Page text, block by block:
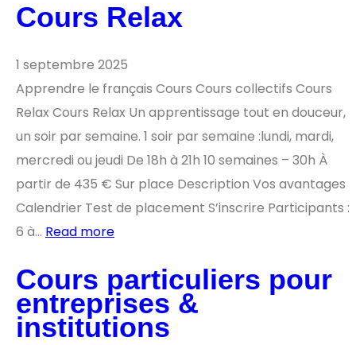
Cours Relax
1 septembre 2025
Apprendre le français Cours Cours collectifs Cours
Relax Cours Relax Un apprentissage tout en douceur,
un soir par semaine. 1 soir par semaine :lundi, mardi,
mercredi ou jeudi De 18h à 21h 10 semaines – 30h À
partir de 435 € Sur place Description Vos avantages
Calendrier Test de placement S’inscrire Participants :
6 à… Read more
Cours particuliers pour
entreprises &
institutions